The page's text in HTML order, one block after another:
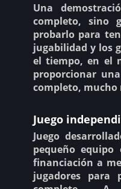
Una
completo, sino
probarlo para
jugabilidad y los
el tiempo, en el
proporcionar
completo, mucho
Juego
Juego
pequeño
financiación a
jugadores para